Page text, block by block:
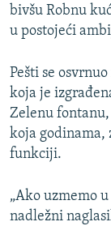
bivšu Robnu
u postojeći
Pešti se
koja je
Zelenu fontanu,
koja godinama,
funkciji.
„Ako uzmemo
nadležni